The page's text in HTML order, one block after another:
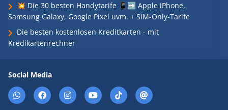
💥 Die 30 besten Handytarife 📱➡️ Apple iPhone,
Samsung Galaxy, Google Pixel uvm. + SIM-Only-Tarife
Die besten kostenlosen Kreditkarten - mit
Kredikartenrechner
Social Media